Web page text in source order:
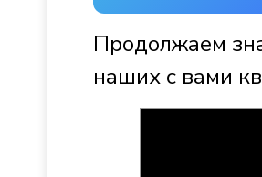
Продолжаем
наших с вами